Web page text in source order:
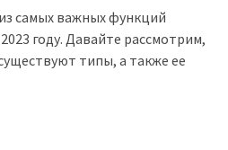
самых важных функций
году. Давайте рассмотрим,
типы, а также ее